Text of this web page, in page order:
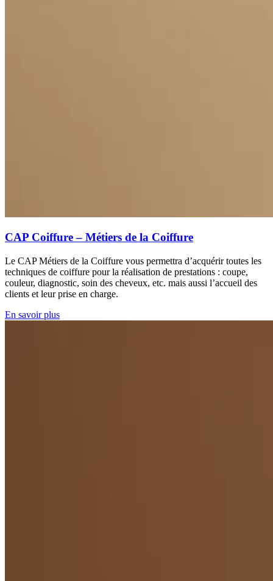
CAP Coiffure – Métiers de la Coiffure
Le CAP Métiers de la Coiffure vous permettra d’acquérir toutes les
techniques de coiffure pour la réalisation de prestations : coupe,
couleur, diagnostic, soin des cheveux, etc. mais aussi l’accueil des
clients et leur prise en charge.
En savoir plus